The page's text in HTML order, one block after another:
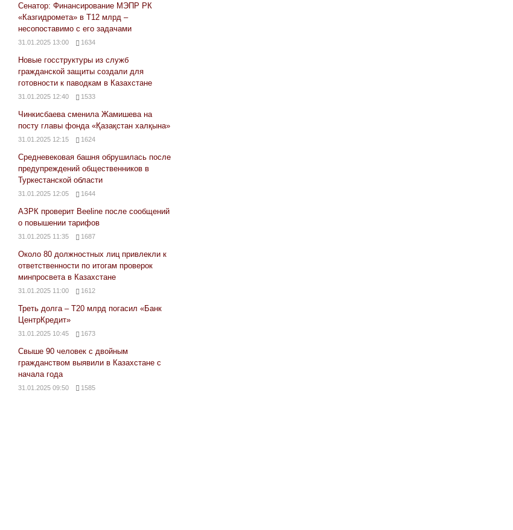
Сенатор: Финансирование МЭПР РК
«Казгидромета» в Т12 млрд –
несопоставимо с его задачами
31.01.2025 13:00 1634
Новые госструктуры из служб
гражданской защиты создали для
готовности к паводкам в Казахстане
31.01.2025 12:40 1533
Чинкисбаева сменила Жамишева на
посту главы фонда «Қазақстан халқына»
31.01.2025 12:15 1624
Средневековая башня обрушилась после
предупреждений общественников в
Туркестанской области
31.01.2025 12:05 1644
АЗРК проверит Beeline после сообщений
о повышении тарифов
31.01.2025 11:35 1687
Около 80 должностных лиц привлекли к
ответственности по итогам проверок
минпросвета в Казахстане
31.01.2025 11:00 1612
Треть долга – Т20 млрд погасил «Банк
ЦентрКредит»
31.01.2025 10:45 1673
Свыше 90 человек с двойным
гражданством выявили в Казахстане с
начала года
31.01.2025 09:50 1585